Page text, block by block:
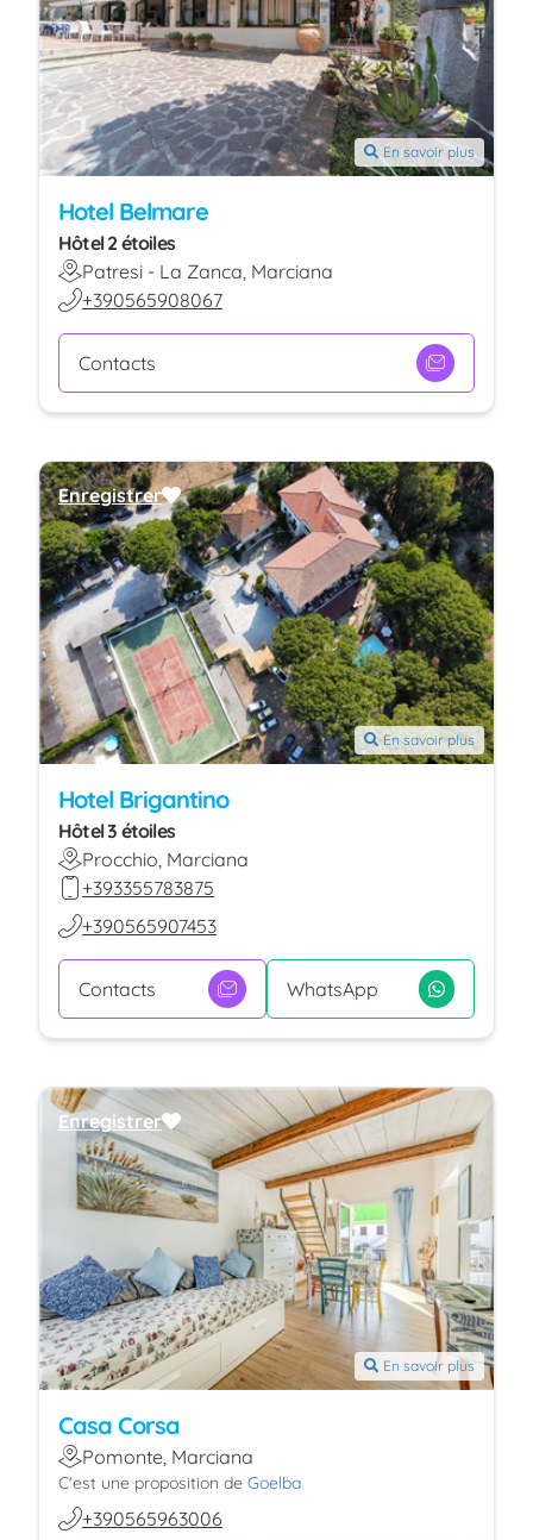
En savoir plus
Hotel Belmare
Hôtel 2 étoiles
Patresi - La Zanca, Marciana
+390565908067
Contacts
En savoir plus
Hotel Brigantino
Hôtel 3 étoiles
Procchio, Marciana
+393355783875
+390565907453
Contacts WhatsApp
Enregistrer
En savoir plus
Casa Corsa
Pomonte, Marciana
C'est une proposition de Goelba
+390565963006
Enregistrer